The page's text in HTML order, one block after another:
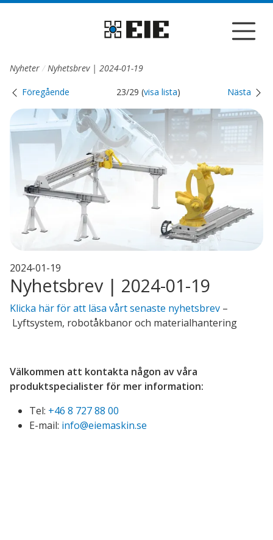
Till sidans huvudinnehåll
Nyheter Nyhetsbrev | 2024-01-19
Föregående 23/29 (visa lista) Nästa
2024-01-19
Nyhetsbrev | 2024-01-19
Klicka här för att läsa vårt senaste nyhetsbrev –
Lyftsystem, robotåkbanor och materialhantering
Välkommen att kontakta någon av våra
produktspecialister för mer information:
Tel: +46 8 727 88 00
E-mail: info@eiemaskin.se